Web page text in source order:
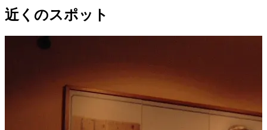
近くのスポット